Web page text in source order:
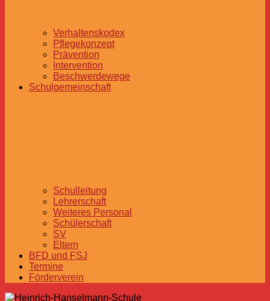
Verhaltenskodex
Pflegekonzept
Prävention
Intervention
Beschwerdewege
Schulgemeinschaft
Schulleitung
Lehrerschaft
Weiteres Personal
Schülerschaft
SV
Eltern
BFD und FSJ
Termine
Förderverein